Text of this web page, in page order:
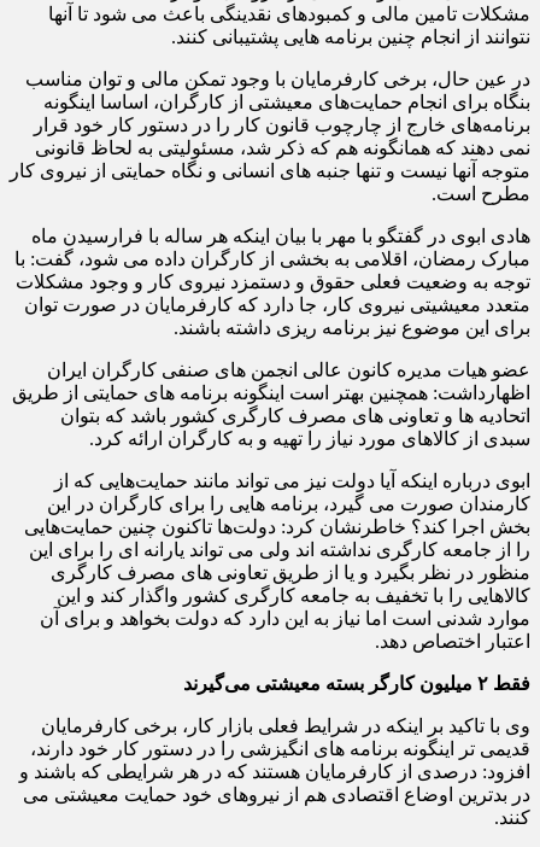
مشکلات تامین مالی و کمبودهای نقدینگی باعث می شود تا آنها
نتوانند از انجام چنین برنامه هایی پشتیبانی کنند.
در عین حال، برخی کارفرمایان با وجود تمکن مالی و توان مناسب
بنگاه برای انجام حمایت‌های معیشتی از کارگران، اساسا اینگونه
برنامه‌های خارج از چارچوب قانون کار را در دستور کار خود قرار
نمی دهند که همانگونه هم که ذکر شد، مسئولیتی به لحاظ قانونی
متوجه آنها نیست و تنها جنبه های انسانی و نگاه حمایتی از نیروی کار
مطرح است.
هادی ابوی در گفتگو با مهر با بیان اینکه هر ساله با فرارسیدن ماه
مبارک رمضان، اقلامی به بخشی از کارگران داده می شود، گفت: با
توجه به وضعیت فعلی حقوق و دستمزد نیروی کار و وجود مشکلات
متعدد معیشیتی نیروی کار، جا دارد که کارفرمایان در صورت توان
برای این موضوع نیز برنامه ریزی داشته باشند.
عضو هیات مدیره کانون عالی انجمن های صنفی کارگران ایران
اظهارداشت: همچنین بهتر است اینگونه برنامه های حمایتی از طریق
اتحادیه ها و تعاونی های مصرف کارگری کشور باشد که بتوان
سبدی از کالاهای مورد نیاز را تهیه و به کارگران ارائه کرد.
ابوی درباره اینکه آیا دولت نیز می تواند مانند حمایت‌هایی که از
کارمندان صورت می گیرد، برنامه هایی را برای کارگران در این
بخش اجرا کند؟ خاطرنشان کرد: دولت‌ها تاکنون چنین حمایت‌هایی
را از جامعه کارگری نداشته اند ولی می تواند یارانه ای را برای این
منظور در نظر بگیرد و یا از طریق تعاونی های مصرف کارگری
کالاهایی را با تخفیف به جامعه کارگری کشور واگذار کند و این
موارد شدنی است اما نیاز به این دارد که دولت بخواهد و برای آن
اعتبار اختصاص دهد.
فقط ۲ میلیون کارگر بسته معیشتی می‌گیرند
وی با تاکید بر اینکه در شرایط فعلی بازار کار، برخی کارفرمایان
قدیمی تر اینگونه برنامه های انگیزشی را در دستور کار خود دارند،
افزود: درصدی از کارفرمایان هستند که در هر شرایطی که باشند و
در بدترین اوضاع اقتصادی هم از نیروهای خود حمایت معیشتی می
کنند.